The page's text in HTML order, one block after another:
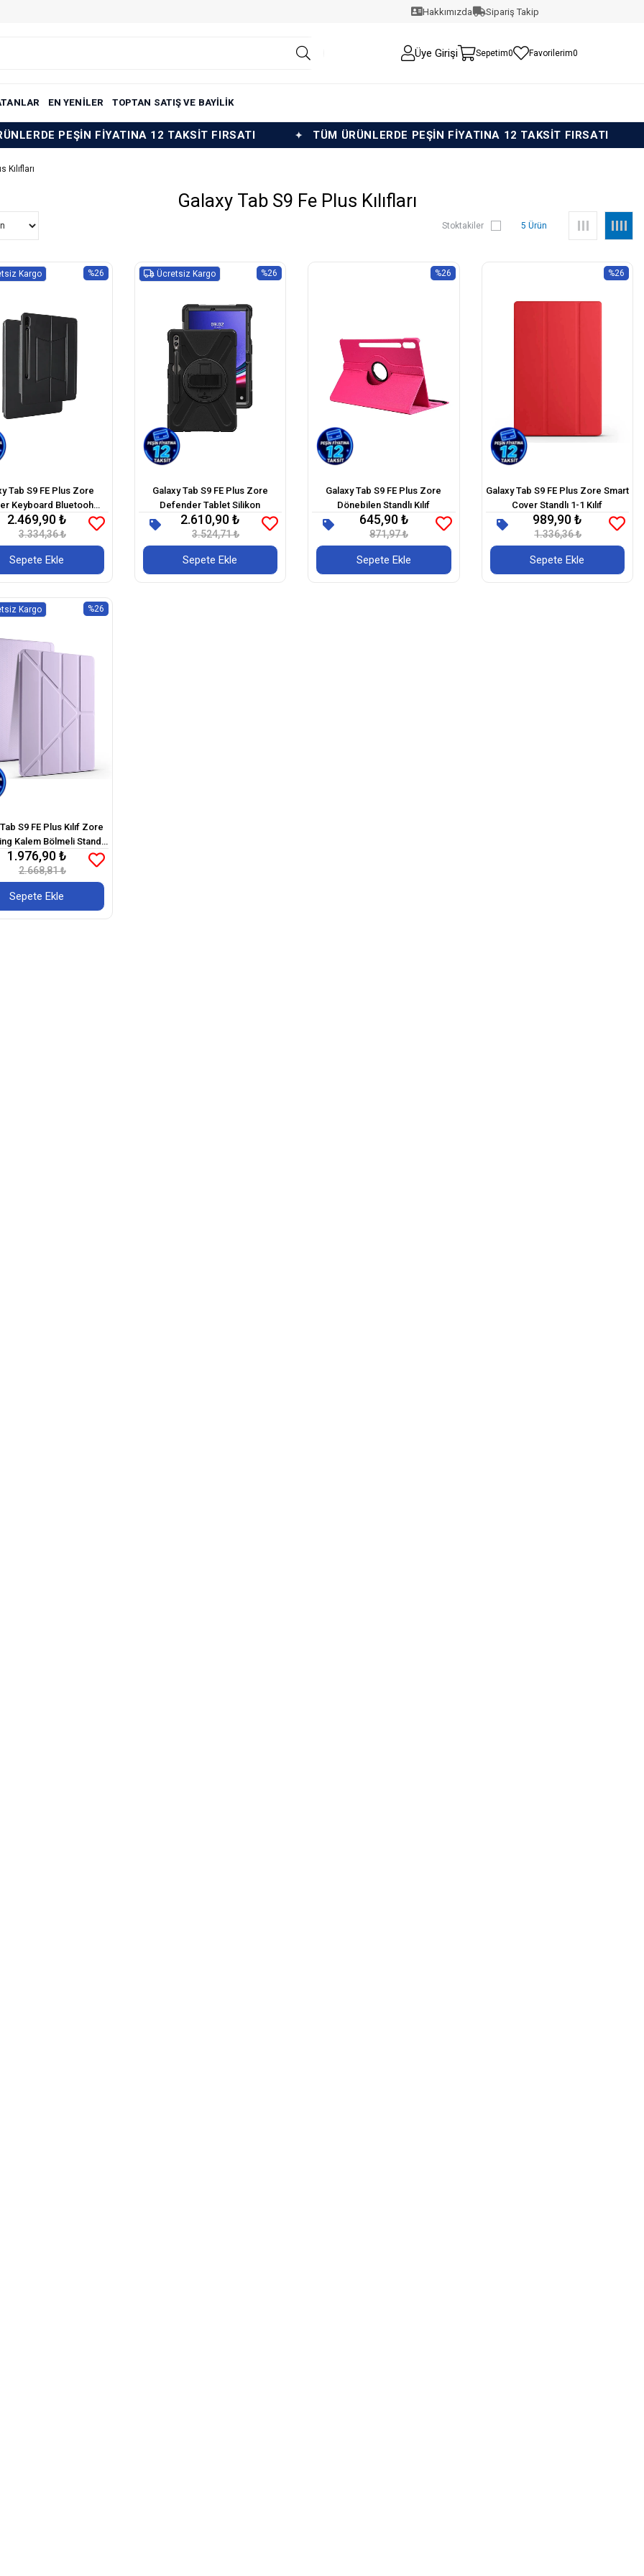
Hakkımızda Sipariş Takip
Üye Girişi Sepetim0 Favorilerim0
EN YENİLER TOPTAN SATIŞ VE BAYİLİK
FİYATINA 12 TAKSİT FIRSATI TÜM ÜRÜNLERDE PEŞİN FİYATINA 12 TAKSİT FIRSATI TÜM
Kılıfları
Galaxy Tab S9 Fe Plus Kılıfları
Stoktakiler 5 Ürün
Tab S9 FE Plus Zore
Keyboard Bluetooh
Standlı Klavyeli Tablet
Kılıfı
2.469,90 ₺
3.334,36 ₺
Sepete Ekle
%26
Kargo
Galaxy Tab S9 FE Plus Zore
Defender Tablet Silikon
2.610,90 ₺
3.524,71 ₺
Sepete Ekle
%26
Ücretsiz Kargo
Galaxy Tab S9 FE Plus Zore
Dönebilen Standlı Kılıf
645,90 ₺
871,97 ₺
Sepete Ekle
%26
Galaxy Tab S9 FE Plus Zore Smart
Cover Standlı 1-1 Kılıf
989,90 ₺
1.336,36 ₺
Sepete Ekle
%26
S9 FE Plus Kılıf Zore
Kalem Bölmeli Standlı
Kılıf
1.976,90 ₺
2.668,81 ₺
Sepete Ekle
%26
Kargo